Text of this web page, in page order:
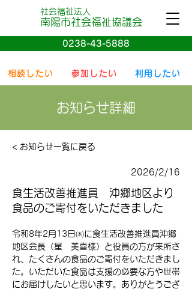
社会福祉法人
南陽市社会福祉協議会
0238-43-5888
参加したい 利用したい
相談したい
お知らせ詳細
< お知らせ一覧に戻る
2026/2/16
食生活改善推進員 沖郷地区より
食品のご寄付をいただきました
令和8年2月13日㈭に食生活改善推進員沖郷
地区会長（星　美喜様）と役員の方が来所さ
れ、たくさんの食品のご寄付をいただきまし
た。いただいた食品は支援の必要な方や世帯
にお届けしたいと思います。ありがとうござ